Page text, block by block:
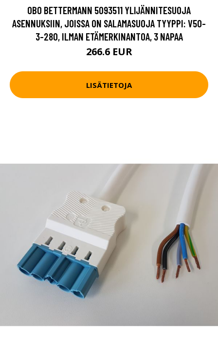
OBO BETTERMANN 5093511 YLIJÄNNITESUOJA
ASENNUKSIIN, JOISSA ON SALAMASUOJA TYYPPI: V50-
3-280, ILMAN ETÄMERKINANTOA, 3 NAPAA
266.6 EUR
LISÄTIETOJA